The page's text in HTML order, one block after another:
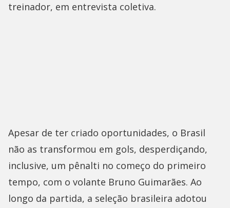
treinador, em entrevista coletiva.
Apesar de ter criado oportunidades, o Brasil
não as transformou em gols, desperdiçando,
inclusive, um pênalti no começo do primeiro
tempo, com o volante Bruno Guimarães. Ao
longo da partida, a seleção brasileira adotou